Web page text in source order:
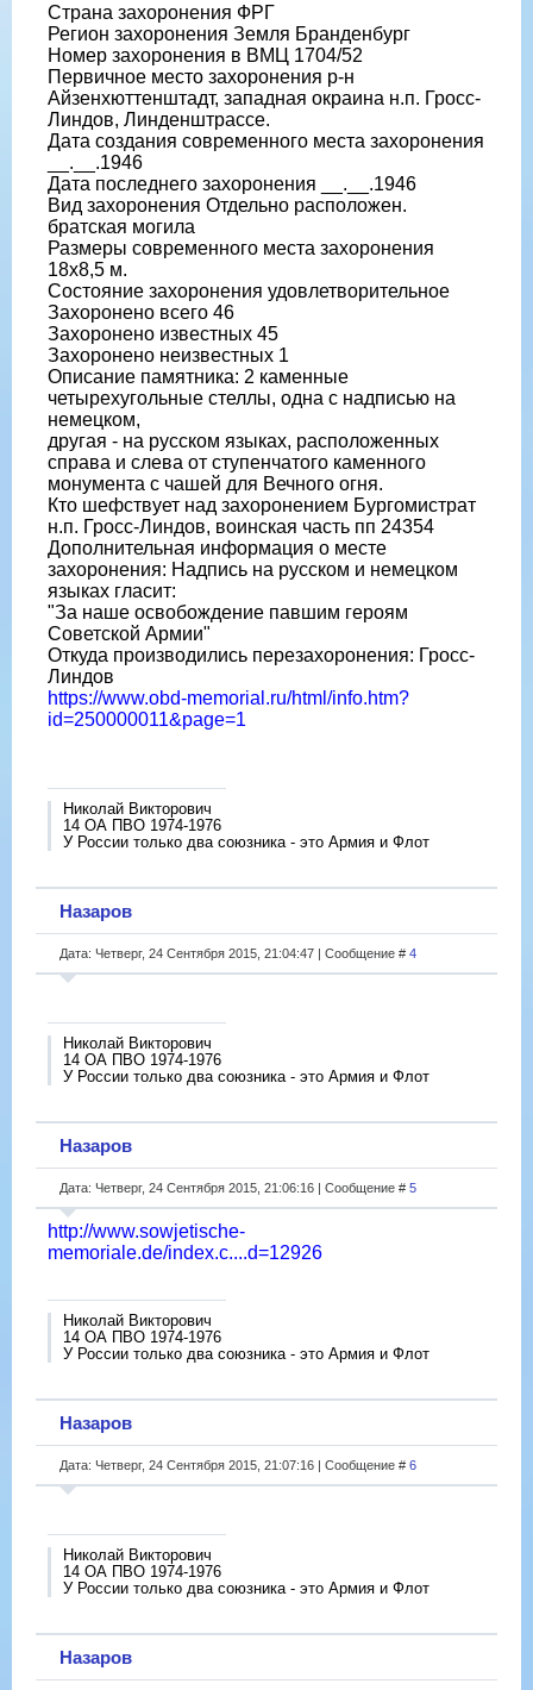
Страна захоронения ФРГ
Регион захоронения Земля Бранденбург
Номер захоронения в ВМЦ 1704/52
Первичное место захоронения р-н
Айзенхюттенштадт, западная окраина н.п. Гросс-
Линдов, Линденштрассе.
Дата создания современного места захоронения
__.__.1946
Дата последнего захоронения __.__.1946
Вид захоронения Отдельно расположен.
братская могила
Размеры современного места захоронения
18х8,5 м.
Состояние захоронения удовлетворительное
Захоронено всего 46
Захоронено известных 45
Захоронено неизвестных 1
Описание памятника: 2 каменные
четырехугольные стеллы, одна с надписью на
немецком,
другая - на русском языках, расположенных
справа и слева от ступенчатого каменного
монумента с чашей для Вечного огня.
Кто шефствует над захоронением Бургомистрат
н.п. Гросс-Линдов, воинская часть пп 24354
Дополнительная информация о месте
захоронения: Надпись на русском и немецком
языках гласит:
"За наше освобождение павшим героям
Советской Армии"
Откуда производились перезахоронения: Гросс-
Линдов
https://www.obd-memorial.ru/html/info.htm?
id=250000011&page=1
Николай Викторович
14 ОА ПВО 1974-1976
У России только два союзника - это Армия и Флот
Назаров
Дата: Четверг, 24 Сентября 2015, 21:04:47 | Сообщение # 4
Николай Викторович
14 ОА ПВО 1974-1976
У России только два союзника - это Армия и Флот
Назаров
Дата: Четверг, 24 Сентября 2015, 21:06:16 | Сообщение # 5
http://www.sowjetische-
memoriale.de/index.c....d=12926
Николай Викторович
14 ОА ПВО 1974-1976
У России только два союзника - это Армия и Флот
Назаров
Дата: Четверг, 24 Сентября 2015, 21:07:16 | Сообщение # 6
Николай Викторович
14 ОА ПВО 1974-1976
У России только два союзника - это Армия и Флот
Назаров